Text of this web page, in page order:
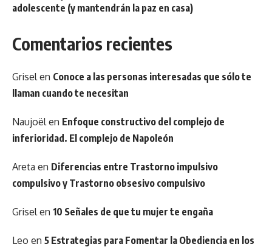
adolescente (y mantendrán la paz en casa)
Comentarios recientes
Grisel en Conoce a las personas interesadas que sólo te
llaman cuando te necesitan
Naujoël en Enfoque constructivo del complejo de
inferioridad. El complejo de Napoleón
Areta en Diferencias entre Trastorno impulsivo
compulsivo y Trastorno obsesivo compulsivo
Grisel en 10 Señales de que tu mujer te engaña
Leo en 5 Estrategias para Fomentar la Obediencia en los